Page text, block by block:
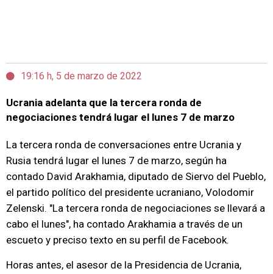
19:16 h, 5 de marzo de 2022
Ucrania adelanta que la tercera ronda de
negociaciones tendrá lugar el lunes 7 de marzo
La tercera ronda de conversaciones entre Ucrania y
Rusia tendrá lugar el lunes 7 de marzo, según ha
contado David Arakhamia, diputado de Siervo del Pueblo,
el partido político del presidente ucraniano, Volodomir
Zelenski. "La tercera ronda de negociaciones se llevará a
cabo el lunes", ha contado Arakhamia a través de un
escueto y preciso texto en su perfil de Facebook.
Horas antes, el asesor de la Presidencia de Ucrania,